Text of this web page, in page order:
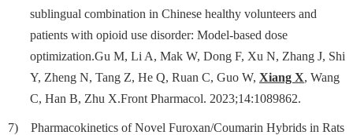
sublingual combination in Chinese healthy volunteers and
patients with opioid use disorder: Model-based dose
optimization.Gu M, Li A, Mak W, Dong F, Xu N, Zhang J, Shi
Y, Zheng N, Tang Z, He Q, Ruan C, Guo W, Xiang X, Wang
C, Han B, Zhu X.Front Pharmacol. 2023;14:1089862.
7)
Pharmacokinetics of Novel Furoxan/Coumarin Hybrids in Rats